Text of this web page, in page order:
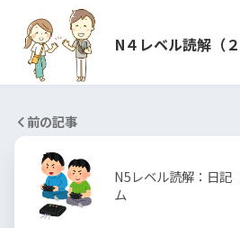
N４レベル読解（
前の記事
N5レベル読解：日記
ム